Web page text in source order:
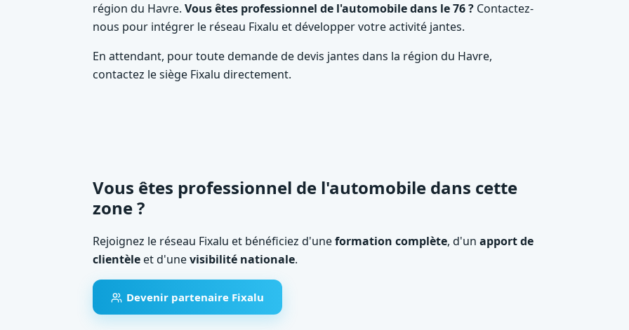
région du Havre. Vous êtes professionnel de l'automobile dans le 76 ? Contactez-
nous pour intégrer le réseau Fixalu et développer votre activité jantes.
En attendant, pour toute demande de devis jantes dans la région du Havre,
contactez le siège Fixalu directement.
Vous êtes professionnel de l'automobile dans cette
zone ?
Rejoignez le réseau Fixalu et bénéficiez d'uneformation complète, d'un apport de
clientèle et d'unevisibilité nationale.
Devenir partenaire Fixalu